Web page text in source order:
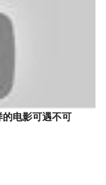
的电影可遇不可